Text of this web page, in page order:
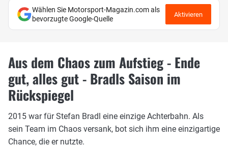
Wählen Sie Motorsport-Magazin.com als
bevorzugte Google-Quelle
Aktivieren
Aus dem Chaos zum Aufstieg - Ende
gut, alles gut - Bradls Saison im
Rückspiegel
2015 war für Stefan Bradl eine einzige Achterbahn. Als
sein Team im Chaos versank, bot sich ihm eine einzigartige
Chance, die er nutzte.